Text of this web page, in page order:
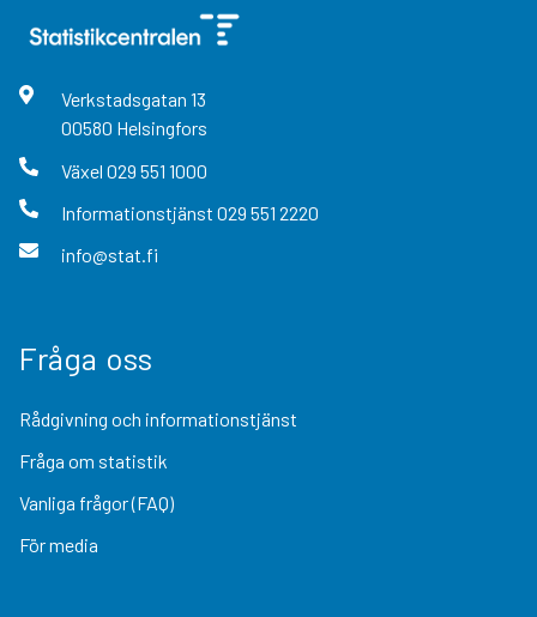
Verkstadsgatan 13
00580 Helsingfors
Växel 029 551 1000
Informationstjänst 029 551 2220
info@stat.fi
Fråga oss
Rådgivning och informationstjänst
Fråga om statistik
Vanliga frågor (FAQ)
För media